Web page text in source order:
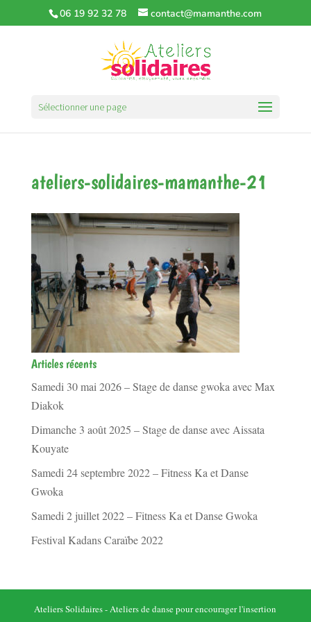
06 19 92 32 78 contact@mamanthe.com
Sélectionner une page
ateliers-solidaires-mamanthe-21
Articles récents
Samedi 30 mai 2026 – Stage de danse gwoka avec Max
Diakok
Dimanche 3 août 2025 – Stage de danse avec Aissata
Kouyate
Samedi 24 septembre 2022 – Fitness Ka et Danse
Gwoka
Samedi 2 juillet 2022 – Fitness Ka et Danse Gwoka
Festival Kadans Caraïbe 2022
Ateliers Solidaires - Ateliers de danse pour encourager l'insertion